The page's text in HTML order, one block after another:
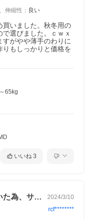
、 伸縮性 ： 良い
買いました。秋冬用の
選びました。ｃｗｘ
すがやや薄手のわりに
もしっかりと価格を
65kg
いいね 3
コンプレッション性を求めていた為、サイ… 2024/3/10
rcf********